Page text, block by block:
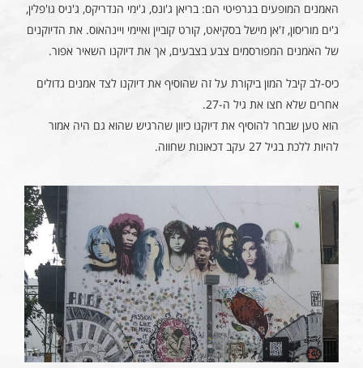
האמנים המופעים בגרפיטי הם: בריאן ג'ונס, ג'ימי הנדריקס, ג'ניס גו'פלין,
ג'ים מוריסון, ז'אן מישל בסקיאט, קורט קוביין ואיימי ויינהאוס. את הדיוקנים
של האמנים המפורסמים צבע בצבעים, אך את דיוקנו השאיר אפור.
כיס-לב קיבל המון ביקורת על זה שהוסיף את דיוקנו לצד אמנים גדולים
אחרים שלא חצו את גיל ה-27.
הוא טען שבחר להוסיף את דיוקנו כיוון שהרגיש שהוא גם היה אמור
להיות ללכת בגיל 27 עקב דכאונות שחווה.